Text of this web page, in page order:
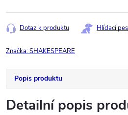
cena:
Dotaz k produktu Hlídací pes
Značka:SHAKESPEARE
Popis produktu
Detailní popis